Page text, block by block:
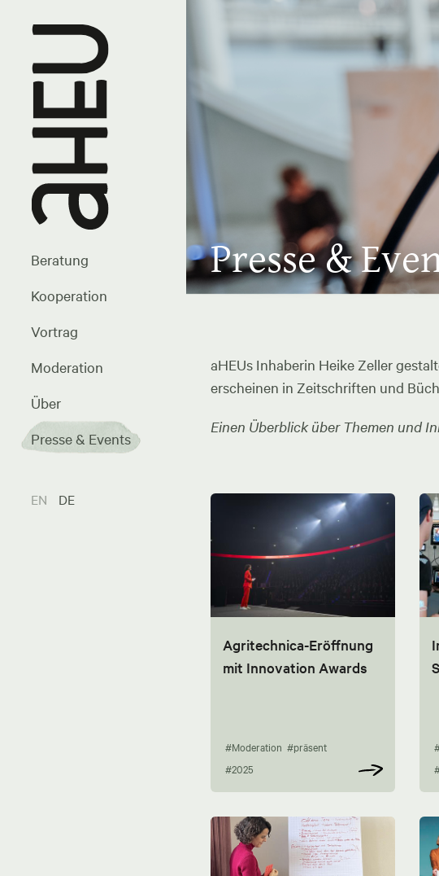
Beratung
Kooperation
Vortrag
Moderation
Über
Presse & Events
EN DE
Presse &
aHEUs Inhaberin Heike Zeller
erscheinen in Zeitschriften und
Einen Überblick über Themen und
Agritechnica-Eröffnung
mit Innovation Awards
#Moderation #präsent
#2025